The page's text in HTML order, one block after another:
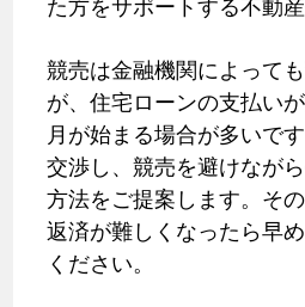
競売は金融機関によって
が、住宅ローンの支払い
月が始まる場合が多いで
交渉し、競売を避けなが
方法をご提案します。そ
返済が難しくなったら早
ください。